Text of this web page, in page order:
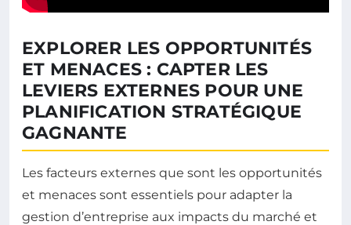
EXPLORER LES OPPORTUNITÉS
ET MENACES : CAPTER LES
LEVIERS EXTERNES POUR UNE
PLANIFICATION STRATÉGIQUE
GAGNANTE
Les facteurs externes que sont les opportunités
et menaces sont essentiels pour adapter la
gestion d’entreprise aux impacts du marché et